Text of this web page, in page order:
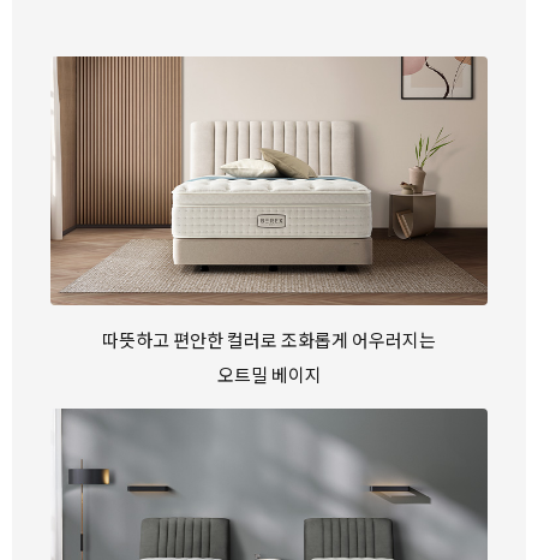
따뜻하고 편안한 컬러로 조화롭게 어우러지는
오트밀 베이지